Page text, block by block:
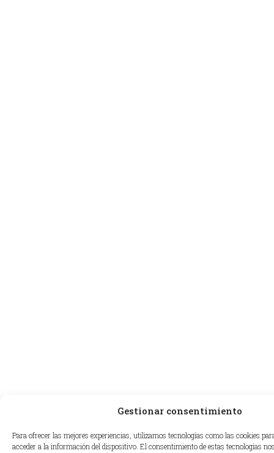
Gestionar consentimiento
Para ofrecer las mejores experiencias, utilizamos tecnologías como las cookies
acceder a la información del dispositivo. El consentimiento de estas tecnologías